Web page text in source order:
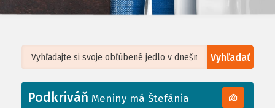
Vyhľadať
+
Leaflet| ©OpenStreetMap, Tiles courtesy ofHumanitarian OpenStreetMap
Podkriváň Meniny má Štefánia